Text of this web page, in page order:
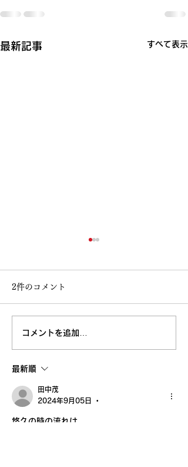
最新記事 すべて表示
高知大丸画業40周年記念
ございました。心から感
謝しております。
2件のコメント
コメントを追加…
最新順
田中茂
2024年9月05日
•
悠久の時の流れは